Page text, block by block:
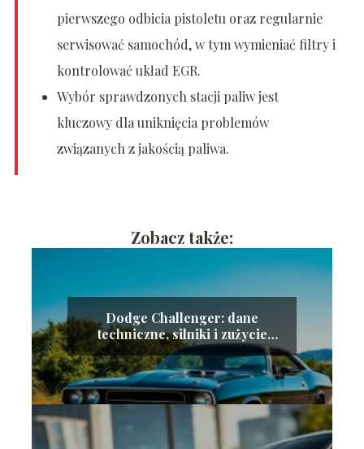
pierwszego odbicia pistoletu oraz regularnie
serwisować samochód, w tym wymieniać filtry i
kontrolować układ EGR.
Wybór sprawdzonych stacji paliw jest
kluczowy dla uniknięcia problemów
związanych z jakością paliwa.
Zobacz także:
Dodge Challenger: dane
techniczne, silniki i zużycie
paliwa